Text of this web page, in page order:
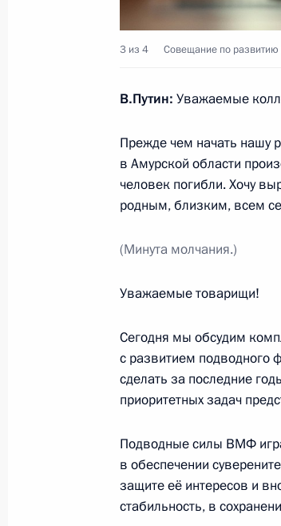
Оперативное учение
27 июля 2025 года, 12:55
27 июля 2025 года, 00:00
Матвиенко
Совещание с
Видеообращение по
25 июля 2025 года, 00:00
3 из 4 Совещание по
В.Путин: Уважаемые
Прежде чем начать нашу
в Амурской области
человек погибли. Хочу
родным, близким, всем
(Минута молчания.)
Уважаемые товарищи!
Сегодня мы обсудим
с развитием подводного
сделать за последние
приоритетных задач
Подводные силы ВМФ
в обеспечении
защите её интересов и
стабильность, в